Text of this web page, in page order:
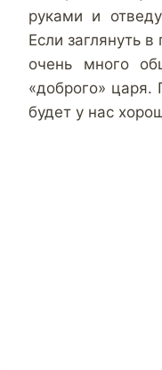
руками и
Если заглянуть
очень много
«доброго»
будет у нас